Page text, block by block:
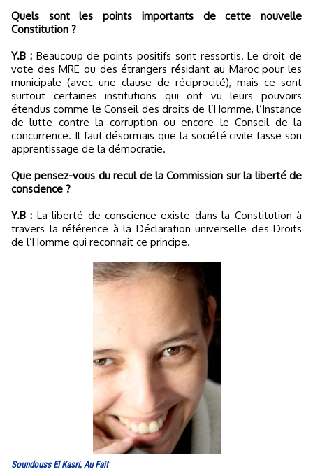
Quels sont les points importants de cette nouvelle
Constitution ?
Y.B :Beaucoup de points positifs sont ressortis. Le droit de
vote des MRE ou des étrangers résidant au Maroc pour les
municipale (avec une clause de réciprocité), mais ce sont
surtout certaines institutions qui ont vu leurs pouvoirs
étendus comme le Conseil des droits de l’Homme, l’Instance
de lutte contre la corruption ou encore le Conseil de la
concurrence. Il faut désormais que la société civile fasse son
apprentissage de la démocratie.
Que pensez-vous du recul de la Commission sur la liberté de
conscience ?
Y.B : La liberté de conscience existe dans la Constitution à
travers la référence à la Déclaration universelle des Droits
de l’Homme qui reconnait ce principe.
Soundouss El Kasri, Au Fait